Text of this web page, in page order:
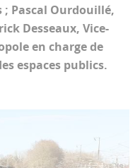
; Pascal Ourdouillé,
Desseaux, Vice-
en charge de
espaces publics.